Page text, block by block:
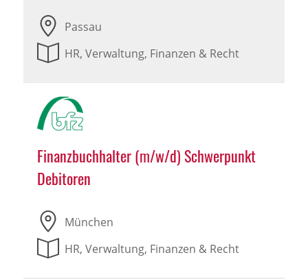
Passau
HR, Verwaltung, Finanzen & Recht
Finanzbuchhalter (m/w/d) Schwerpunkt
Debitoren
München
HR, Verwaltung, Finanzen & Recht